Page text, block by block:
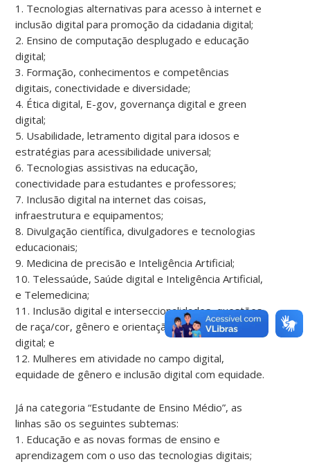
1. Tecnologias alternativas para acesso à internet e
inclusão digital para promoção da cidadania digital;
2. Ensino de computação desplugado e educação
digital;
3. Formação, conhecimentos e competências
digitais, conectividade e diversidade;
4. Ética digital, E-gov, governança digital e green
digital;
5. Usabilidade, letramento digital para idosos e
estratégias para acessibilidade universal;
6. Tecnologias assistivas na educação,
conectividade para estudantes e professores;
7. Inclusão digital na internet das coisas,
infraestrutura e equipamentos;
8. Divulgação científica, divulgadores e tecnologias
educacionais;
9. Medicina de precisão e Inteligência Artificial;
10. Telessaúde, Saúde digital e Inteligência Artificial,
e Telemedicina;
11. Inclusão digital e interseccionalidades, questões
de raça/cor, gênero e orientação sexual no mundo
digital; e
12. Mulheres em atividade no campo digital,
equidade de gênero e inclusão digital com equidade.
Já na categoria “Estudante de Ensino Médio”, as
linhas são os seguintes subtemas:
1. Educação e as novas formas de ensino e
aprendizagem com o uso das tecnologias digitais;